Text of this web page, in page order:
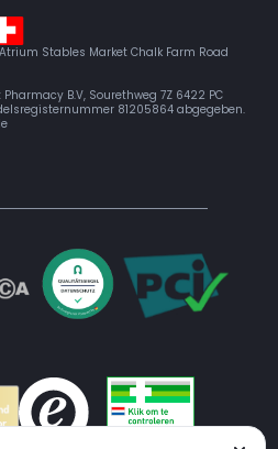
Stables Market Chalk Farm Road
B.V, Sourethweg 7Z 6422 PC
81205864 abgegeben.